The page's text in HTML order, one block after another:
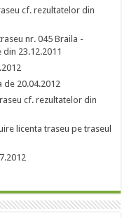
cf. rezultatelor din
nr. 045 Braila -
23.12.2011
de 20.04.2012
cf. rezultatelor din
licenta traseu pe traseul